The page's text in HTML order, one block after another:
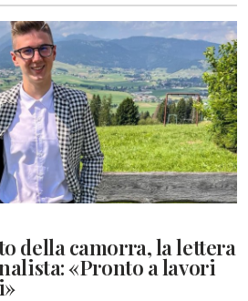
della camorra, la lettera
«Pronto a lavori